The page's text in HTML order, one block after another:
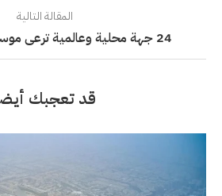
المقالة التالية
24 جهة محلية وعالمية ترعى موسم الرياض 2024
قد تعجبك